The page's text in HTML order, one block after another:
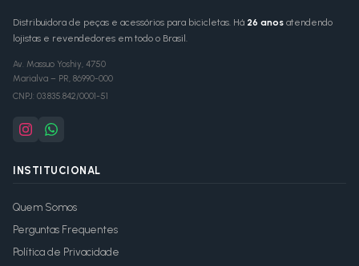
Distribuidora de peças e acessórios para bicicletas. Há 26 anos atendendo
lojistas e revendedores em todo o Brasil.
Av. Massuo Yoshiy, 4750
Marialva – PR, 86990-000
CNPJ: 03.835.842/0001-51
INSTITUCIONAL
Quem Somos
Perguntas Frequentes
Política de Privacidade